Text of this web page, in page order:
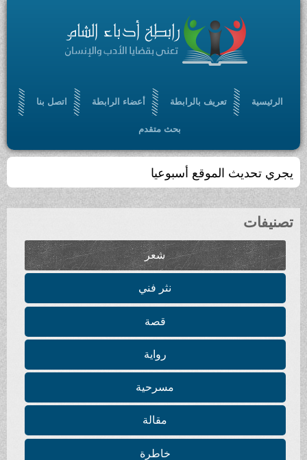
الرئيسية تعريف بالرابطة أعضاء الرابطة اتصل بنا
بحث متقدم
يجري تحديث الموقع أسبوعيا
تصنيفات
شعر
نثر فني
قصة
رواية
مسرحية
مقالة
خاطرة